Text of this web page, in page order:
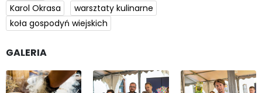
Karol Okrasa
warsztaty kulinarne
koła gospodyń wiejskich
GALERIA